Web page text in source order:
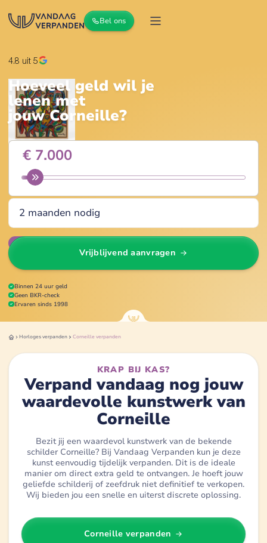
Bel ons
4.8 uit 5
Hoeveel geld wil je
lenen met
jouw Corneille?
Wijzig
Vrijblijvend aanvragen
Binnen 24 uur geld
Geen BKR-check
Ervaren sinds 1998
Horloges verpanden Corneille verpanden
KRAP BIJ KAS?
Verpand vandaag nog jouw
waardevolle kunstwerk van
Corneille
Bezit jij een waardevol kunstwerk van de bekende
schilder Corneille? Bij Vandaag Verpanden kun je deze
kunst eenvoudig tijdelijk verpanden. Dit is de ideale
manier om direct extra geld te ontvangen. Je hoeft jouw
geliefde schilderij of zeefdruk niet definitief te verkopen.
Wij bieden jou een snelle en uiterst discrete oplossing.
Corneille verpanden